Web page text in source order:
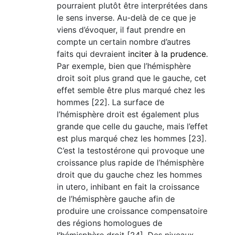
pourraient plutôt être interprétées dans
le sens inverse. Au-delà de ce que je
viens d’évoquer, il faut prendre en
compte un certain nombre d’autres
faits qui devraient inciter à la prudence.
Par exemple, bien que l’hémisphère
droit soit plus grand que le gauche, cet
effet semble être plus marqué chez les
hommes [22]. La surface de
l’hémisphère droit est également plus
grande que celle du gauche, mais l’effet
est plus marqué chez les hommes [23].
C’est la testostérone qui provoque une
croissance plus rapide de l’hémisphère
droit que du gauche chez les hommes
in utero, inhibant en fait la croissance
de l’hémisphère gauche afin de
produire une croissance compensatoire
des régions homologues de